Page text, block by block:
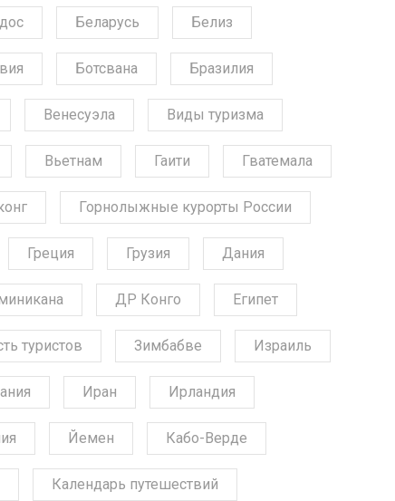
Беларусь Белиз
Ботсвана Бразилия
Венесуэла Виды туризма
Вьетнам Гаити Гватемала
Горнолыжные курорты России
Греция Грузия Дания
ДР Конго Египет
туристов Зимбабве Израиль
Иран Ирландия
Йемен Кабо-Верде
Календарь путешествий